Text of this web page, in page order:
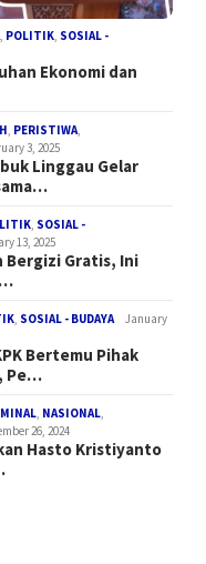
, POLITIK, SOSIAL -
Ekonomi dan
, PERISTIWA,
3, 2025
Linggau Gelar
, SOSIAL -
13, 2025
Bergizi Gratis, Ini
, SOSIAL - BUDAYA
January
Bertemu Pihak
Pe…
, NASIONAL,
26, 2024
Hasto Kristiyanto